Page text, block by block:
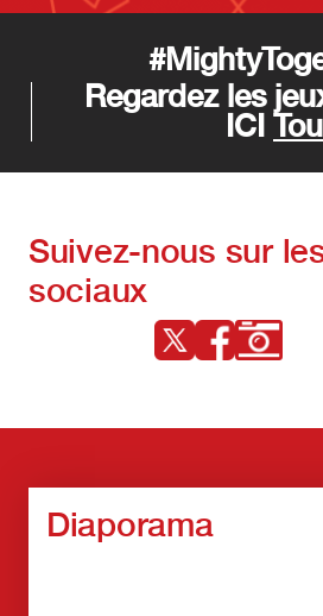
Regardez les
ICI
Suivez-nous sur
sociaux
Diaporama